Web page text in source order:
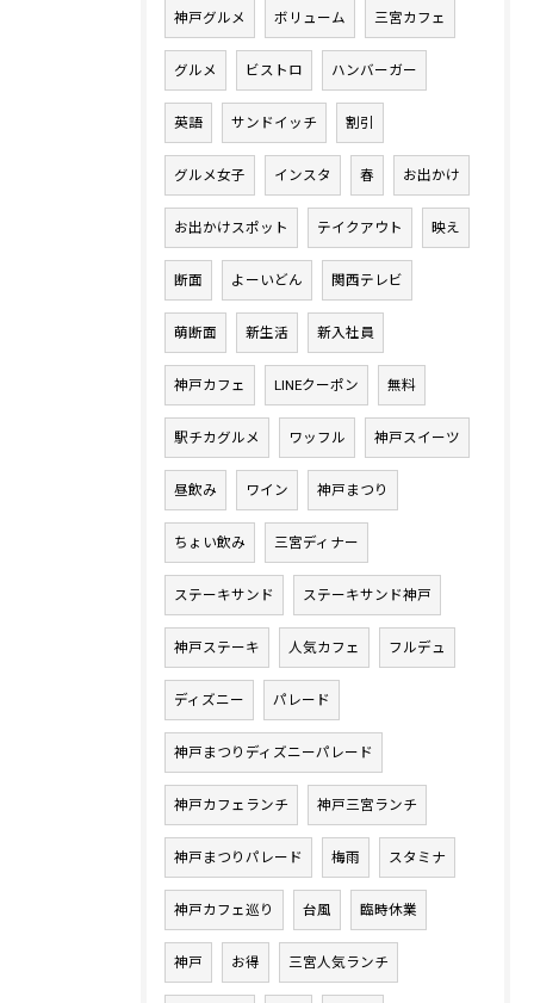
神戸グルメ ボリューム 三宮カフェ
グルメ ビストロ ハンバーガー
英語 サンドイッチ 割引
グルメ女子 インスタ 春 お出かけ
お出かけスポット テイクアウト 映え
断面 よーいどん 関西テレビ
萌断面 新生活 新入社員
神戸カフェ LINEクーポン 無料
駅チカグルメ ワッフル 神戸スイーツ
昼飲み ワイン 神戸まつり
ちょい飲み 三宮ディナー
ステーキサンド ステーキサンド神戸
神戸ステーキ 人気カフェ フルデュ
ディズニー パレード
神戸まつりディズニーパレード
神戸カフェランチ 神戸三宮ランチ
神戸まつりパレード 梅雨 スタミナ
神戸カフェ巡り 台風 臨時休業
神戸 お得 三宮人気ランチ